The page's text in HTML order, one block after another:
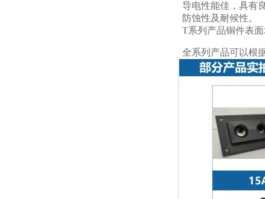
导电性能佳，具有
防蚀性及耐候性。
T系列产品铜件表
全系列产品可以根